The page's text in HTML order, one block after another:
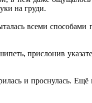
на груди.
всеми
прислонив
и проснулась.